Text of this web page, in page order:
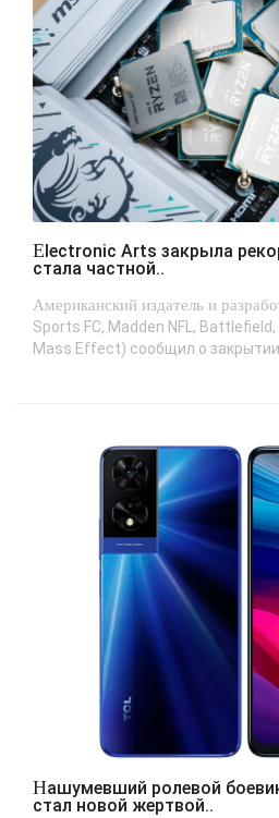
Electronic Arts закрыла рекордную сделку и
стала частной..
Американский издатель и
Sports FC, Madden NFL,
Mass Effect) сообщил о
Нашумевший ролевой боевик Crimson Desert
стал новой жертвой..